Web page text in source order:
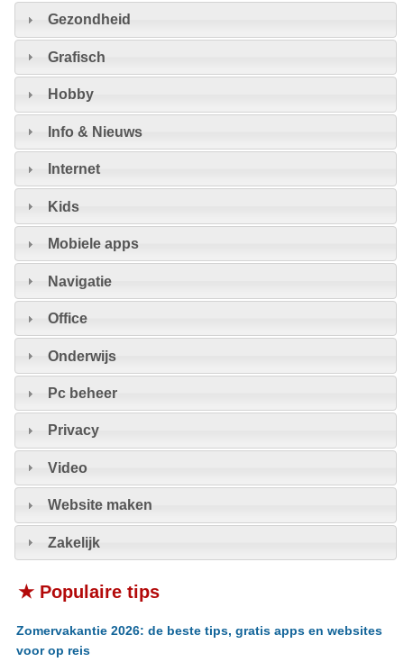
Gezondheid
Grafisch
Hobby
Info & Nieuws
Internet
Kids
Mobiele apps
Navigatie
Office
Onderwijs
Pc beheer
Privacy
Video
Website maken
Zakelijk
★ Populaire tips
Zomervakantie 2026: de beste tips, gratis apps en websites
voor op reis